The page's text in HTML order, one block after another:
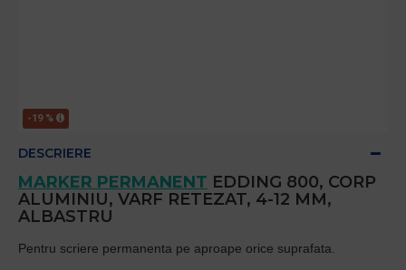
-19 %
DESCRIERE
MARKER PERMANENT EDDING 800, CORP
ALUMINIU, VARF RETEZAT, 4-12 MM,
ALBASTRU
Pentru scriere permanenta pe aproape orice suprafata.